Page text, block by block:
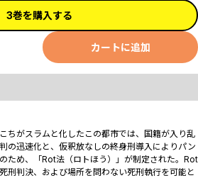
3巻を購入する
カートに追加
ちがスラムと化したこの都市では、国籍が入り乱
の迅速化と、仮釈放なしの終身刑導入によりパン
ため、「Rot法（ロトほう）」が制定された。Rot
刑判決、および場所を問わない死刑執行を可能と